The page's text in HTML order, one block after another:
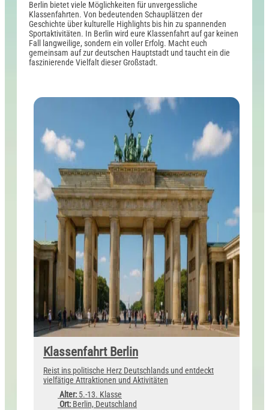
Berlin bietet viele Möglichkeiten für unvergessliche
Klassenfahrten. Von bedeutenden Schauplätzen der
Geschichte über kulturelle Highlights bis hin zu spannenden
Sportaktivitäten. In Berlin wird eure Klassenfahrt auf gar keinen
Fall langweilige, sondern ein voller Erfolg. Macht euch
gemeinsam auf zur deutschen Hauptstadt und taucht ein die
faszinierende Vielfalt dieser Großstadt.
Klassenfahrt Berlin
Reist ins politische Herz Deutschlands und entdeckt
vielfätige Attraktionen und Aktivitäten
Alter: 5.-13. Klasse
Ort: Berlin, Deutschland